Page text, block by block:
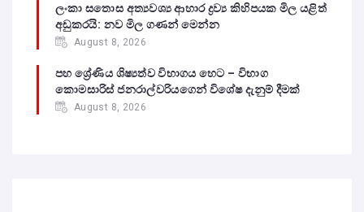
ලංකා සතොස අත්‍යවශ්‍ය ආහාර ද්‍රව්‍ය කිහිපයක මිල යළිත්
අඩුකරයි: නව මිල ගණන් මෙන්න
August 8, 2026
පහ ශ්‍රේණිය ශිෂ්‍යත්ව විභාගය හෙට – විභාග
කොමසාරිස් ජනරාල්වරියගෙන් විශේෂ දැනුම් දීමක්
August 8, 2026